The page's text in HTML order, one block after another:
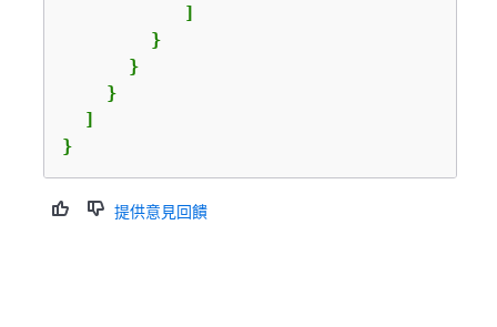
           ]
        }
      }
    }
  ]
}
提供意見回饋